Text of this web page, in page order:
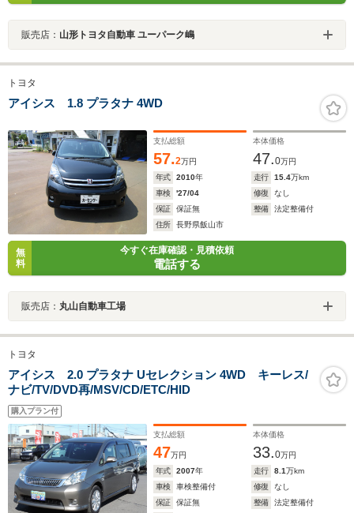
販売店： 山形トヨタ自動車 ユーパーク嶋
トヨタ
アイシス 1.8 プラタナ 4WD
支払総額
57.2万円
本体価格
47.0万円
年式
2010年 走行 15.4万km
車検
'27/04 修復
なし
保証
保証無 整備
法定整備付
住所
長野県飯山市
無
料
今すぐ在庫確認・見積依頼
電話する
販売店： 丸山自動車工場
トヨタ
アイシス 2.0 プラタナ Uセレクション 4WD キーレス/
ナビ/TV/DVD再/MSV/CD/ETC/HID
購入プラン付
支払総額
47万円
本体価格
33.0万円
年式
2007年 走行 8.1万km
車検
車検整備付 修復
なし
保証
保証無 整備
法定整備付